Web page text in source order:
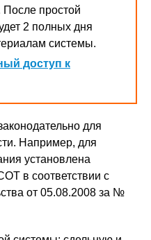
После простой
2 полных дня
системы.
доступ к
для
Например, для
установлена
в соответствии с
от 05.08.2008 за №